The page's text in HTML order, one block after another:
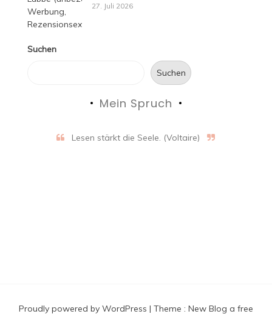
27. Juli 2026
Suchen
Suchen
Mein Spruch
Lesen stärkt die Seele. (Voltaire)
Proudly powered by WordPress | Theme : New Blog a free